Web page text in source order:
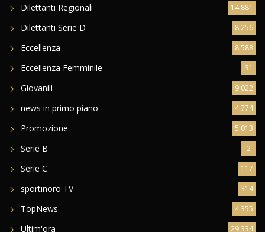
Dilettanti Regionali 14.881
Dilettanti Serie D 8.256
Eccellenza 8.588
Eccellenza Femminile 31
Giovanili 9.022
news in primo piano 4.774
Promozione 5.013
Serie B 2
Serie C 117
sportinoro TV 314
TopNews 4.355
Ultim'ora 29.334